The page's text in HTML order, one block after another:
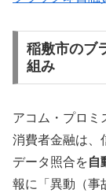
稲敷市のブ
組み
アコム・プロミ
消費者金融は、
データ照合を自
報に「異動（事